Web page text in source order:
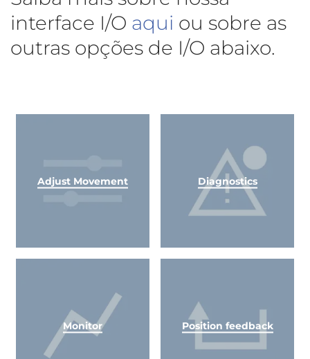
interface I/O aqui ou sobre as
outras opções de I/O abaixo.
Adjust Movement Diagnostics
Monitor Position feedback